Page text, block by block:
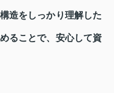
造をしっかり理解した
ることで、安心して資